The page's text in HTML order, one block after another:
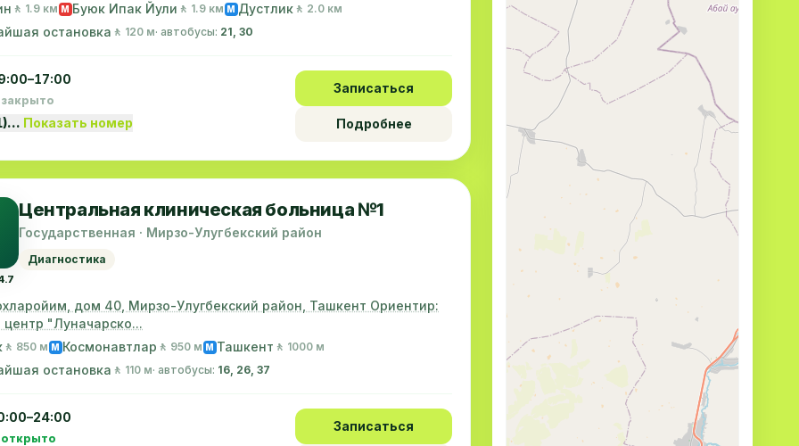
🚶 1.9 км M Буюк Ипак Йули 🚶 1.9 км M Дустлик 🚶 2.0 км
остановка 🚶 120 м· автобусы: 21, 30
Показать номер
Записаться
Подробнее
Центральная клиническая больница №1
Государственная · Мирзо-Улугбекский район
Диагностика
дом 40, Мирзо-Улугбекский район, Ташкент Ориентир:
"Луначарско...
🚶 850 м M Космонавтлар 🚶 950 м M Ташкент 🚶 1000 м
остановка 🚶 110 м· автобусы: 16, 26, 37
открыто
Записаться